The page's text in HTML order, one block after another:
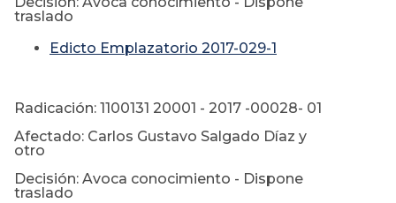
traslado
Edicto Emplazatorio 2017-029-1
Radicación: 1100131 20001 - 2017 -00028- 01
Afectado: Carlos Gustavo Salgado Díaz y
otro
Decisión: Avoca conocimiento - Dispone
traslado